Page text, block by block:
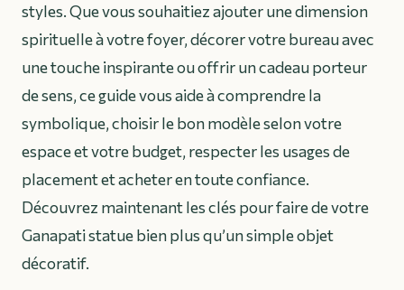
styles. Que vous souhaitiez ajouter une dimension
spirituelle à votre foyer, décorer votre bureau avec
une touche inspirante ou offrir un cadeau porteur
de sens, ce guide vous aide à comprendre la
symbolique, choisir le bon modèle selon votre
espace et votre budget, respecter les usages de
placement et acheter en toute confiance.
Découvrez maintenant les clés pour faire de votre
Ganapati statue bien plus qu’un simple objet
décoratif.